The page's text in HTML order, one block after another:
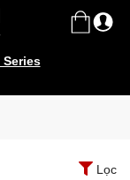
Series
Lọc